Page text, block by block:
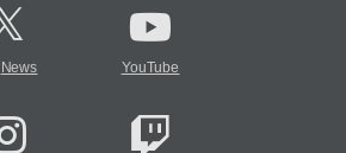
News YouTube